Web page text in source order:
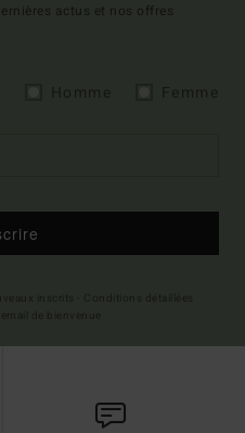
actus et nos offres